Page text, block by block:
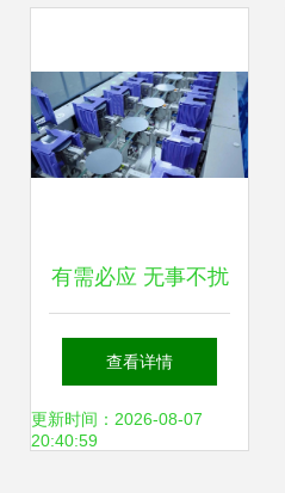
有需必应 无事不扰
高效消防服务护航
新兴能源“小巨
查看详情
更新时间：2026-08-07
20:40:59